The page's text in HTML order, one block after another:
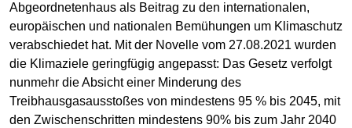
Abgeordnetenhaus als Beitrag zu den internationalen,
europäischen und nationalen Bemühungen um Klimaschutz
verabschiedet hat. Mit der Novelle vom 27.08.2021 wurden
die Klimaziele geringfügig angepasst: Das Gesetz verfolgt
nunmehr die Absicht einer Minderung des
Treibhausgasausstoßes von mindestens 95 % bis 2045, mit
den Zwischenschritten mindestens 90% bis zum Jahr 2040